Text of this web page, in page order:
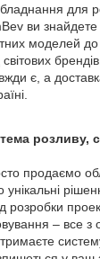
для
ви
моделей
світових
є, а
розливу,
продаємо
унікальні
розробки
– все з